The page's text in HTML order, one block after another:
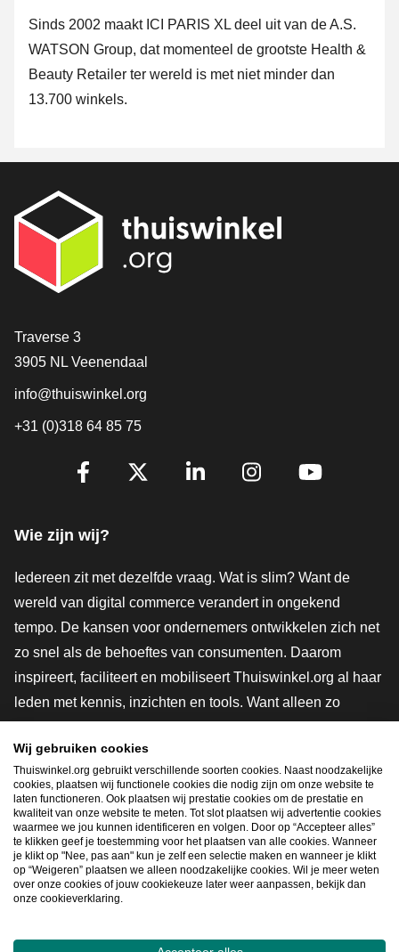
Sinds 2002 maakt ICI PARIS XL deel uit van de A.S.
WATSON Group, dat momenteel de grootste Health &
Beauty Retailer ter wereld is met niet minder dan
13.700 winkels.
Contact
Traverse 3
3905 NL Veenendaal
info@thuiswinkel.org
+31 (0)318 64 85 75
Volg je ons al?
Wie zijn wij?
Iedereen zit met dezelfde vraag. Wat is slim? Want de
wereld van digital commerce verandert in ongekend
tempo. De kansen voor ondernemers ontwikkelen zich net
zo snel als de behoeftes van consumenten. Daarom
inspireert, faciliteert en mobiliseert Thuiswinkel.org al haar
leden met kennis, inzichten en tools. Want alleen zo
innovatievere toekomst. Dus groei ook mee en maak
shoppen slimmer.
Lid worden
Snel navigeren
Wij gebruiken cookies
Thuiswinkel.org gebruikt verschillende soorten cookies. Naast noodzakelijke
cookies, plaatsen wij functionele cookies die nodig zijn om onze website te
laten functioneren. Ook plaatsen wij prestatie cookies om de prestatie en
kwaliteit van onze website te meten. Tot slot plaatsen wij advertentie cookies
waarmee we jou kunnen identificeren en volgen. Door op “Accepteer alles”
te klikken geef je toestemming voor het plaatsen van alle cookies. Wanneer
je klikt op "Nee, pas aan" kun je zelf een selectie maken en wanneer je klikt
op “Weigeren” plaatsen we alleen noodzakelijke cookies. Wil je meer weten
over onze cookies of jouw cookiekeuze later weer aanpassen, bekijk dan
onze cookieverklaring.